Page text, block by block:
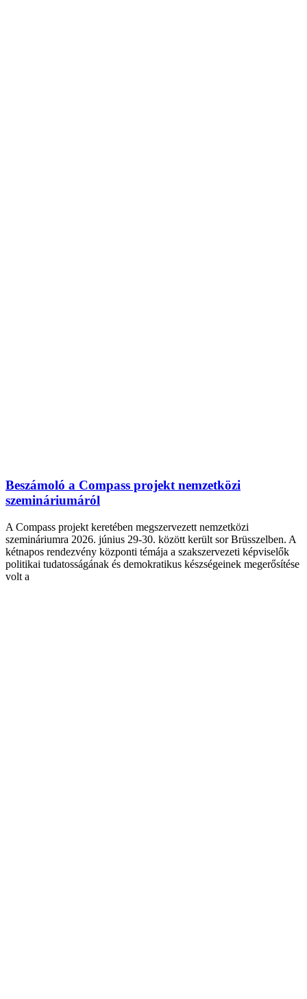
Beszámoló a Compass projekt nemzetközi
szemináriumáról
A Compass projekt keretében megszervezett nemzetközi
szemináriumra 2026. június 29-30. között került sor Brüsszelben. A
kétnapos rendezvény központi témája a szakszervezeti képviselők
politikai tudatosságának és demokratikus készségeinek megerősítése
volt a